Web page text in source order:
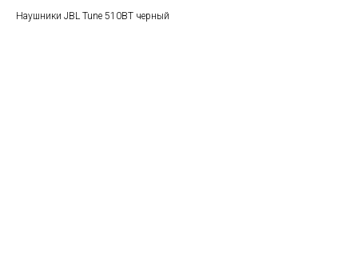
Наушники JBL Tune 510BT черный